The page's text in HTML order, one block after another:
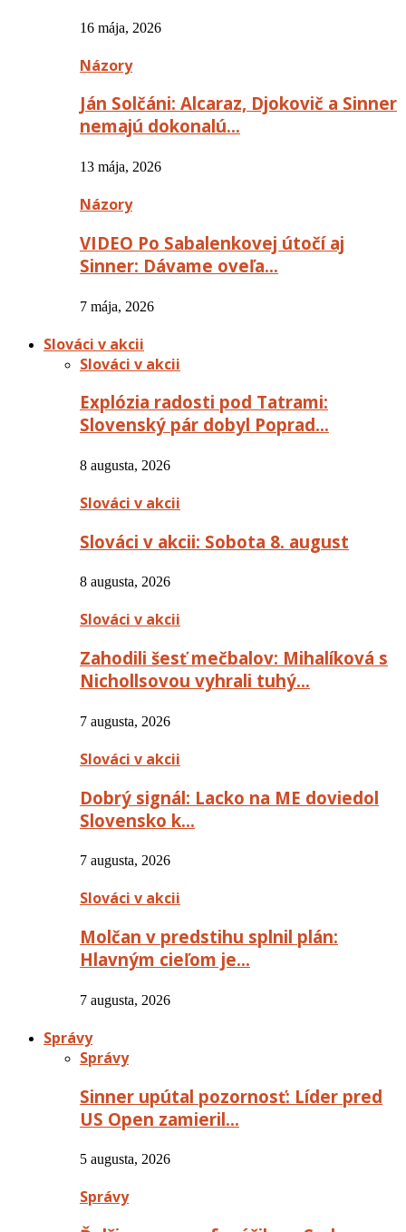
16 mája, 2026
Názory
Ján Solčáni: Alcaraz, Djokovič a Sinner
nemajú dokonalú…
13 mája, 2026
Názory
VIDEO Po Sabalenkovej útočí aj
Sinner: Dávame oveľa…
7 mája, 2026
Slováci v akcii
Slováci v akcii
Explózia radosti pod Tatrami:
Slovenský pár dobyl Poprad…
8 augusta, 2026
Slováci v akcii
Slováci v akcii: Sobota 8. august
8 augusta, 2026
Slováci v akcii
Zahodili šesť mečbalov: Mihalíková s
Nichollsovou vyhrali tuhý…
7 augusta, 2026
Slováci v akcii
Dobrý signál: Lacko na ME doviedol
Slovensko k…
7 augusta, 2026
Slováci v akcii
Molčan v predstihu splnil plán:
Hlavným cieľom je…
7 augusta, 2026
Správy
Správy
Sinner upútal pozornosť: Líder pred
US Open zamieril…
5 augusta, 2026
Správy